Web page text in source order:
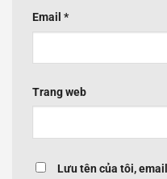
Email *
Trang web
Lưu tên của tôi,